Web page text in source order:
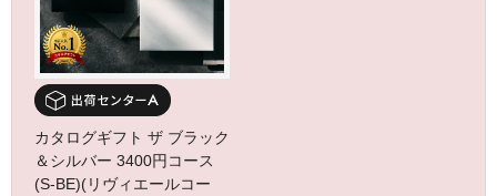
カタログギフト ザ ブラック
＆シルバー 3400円コース
(S-BE)(リヴィエールコー